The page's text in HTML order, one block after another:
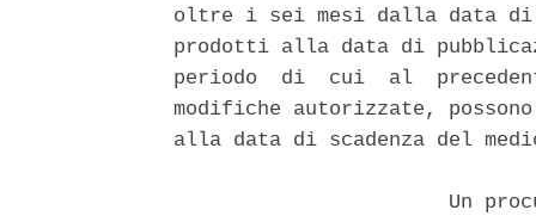
oltre i sei mesi dalla data
prodotti alla data di
periodo  di  cui  al
modifiche autorizzate,
alla data di scadenza del
Un